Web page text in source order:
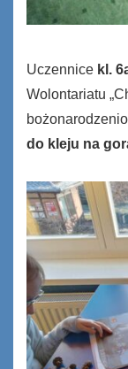
Uczennice kl.
Wolontariatu
do kleju na